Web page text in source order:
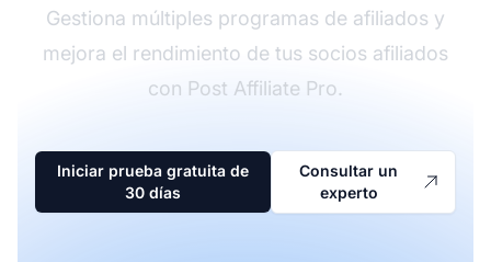
Gestiona múltiples programas de afiliados y
mejora el rendimiento de tus socios afiliados
con Post Affiliate Pro.
Iniciar prueba gratuita de
30 días
Consultar un
experto